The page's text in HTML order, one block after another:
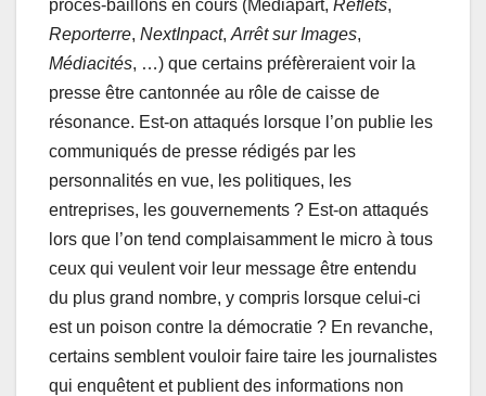
procès-bâillons en cours (Mediapart, Reflets,
Reporterre, NextInpact, Arrêt sur Images,
Médiacités, …) que certains préfèreraient voir la
presse être cantonnée au rôle de caisse de
résonance. Est-on attaqués lorsque l’on publie les
communiqués de presse rédigés par les
personnalités en vue, les politiques, les
entreprises, les gouvernements ? Est-on attaqués
lors que l’on tend complaisamment le micro à tous
ceux qui veulent voir leur message être entendu
du plus grand nombre, y compris lorsque celui-ci
est un poison contre la démocratie ? En revanche,
certains semblent vouloir faire taire les journalistes
qui enquêtent et publient des informations non